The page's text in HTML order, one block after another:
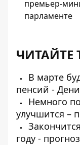
премьер-
парламенте
ЧИТАЙТЕ
В марте
пенсий -
Немного
улучшится –
году -